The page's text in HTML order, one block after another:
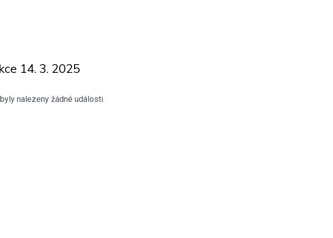
14. 3. 2025
nalezeny žádné události.